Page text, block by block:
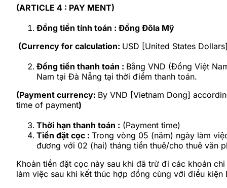
(ARTICLE 4 : PAY MENT)
Đồng tiền tính toán : Đồng Đôla Mỹ
(Currency for calculation: USD [United States
Đồng tiền thanh toán : Bằng VND (Đồng Việt
Nam tại Đà Nẵng tại thời điểm thanh toán.
(Payment currency: By VND [Vietnam Dong]
time of payment)
Thời hạn thanh toán : (Payment time)
Tiền đặt cọc : Trong vòng 05 (năm) ngày làm
đương với 02 (hai) tháng tiền thuê/cho
Khoản tiền đặt cọc này sau khi đã trừ đi các khoản
làm việc sau khi kết thúc hợp đồng cùng với điều